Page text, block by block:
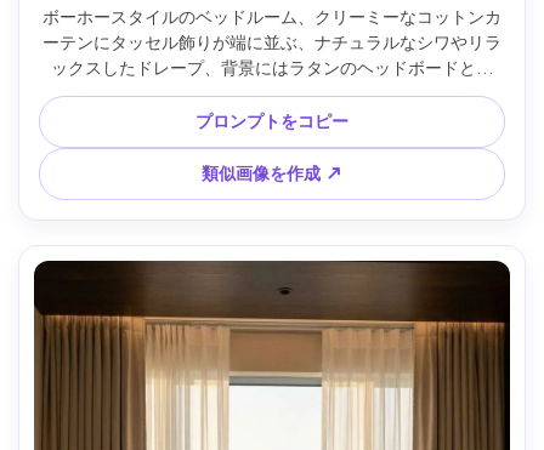
ボーホースタイルのベッドルーム、クリーミーなコットンカ
ーテンにタッセル飾りが端に並ぶ、ナチュラルなシワやリラ
ックスしたドレープ、背景にはラタンのヘッドボードと植
物、ゴールデンアワーの光で夢のある輝き、Kodak Portra風
カラ―、Sony A7R V・35mm・f/2.2、ライフスタイルインテ
リア撮影、超リアルな繊維とタッセル --ar 4:5
プロンプトをコピー
類似画像を作成 ↗